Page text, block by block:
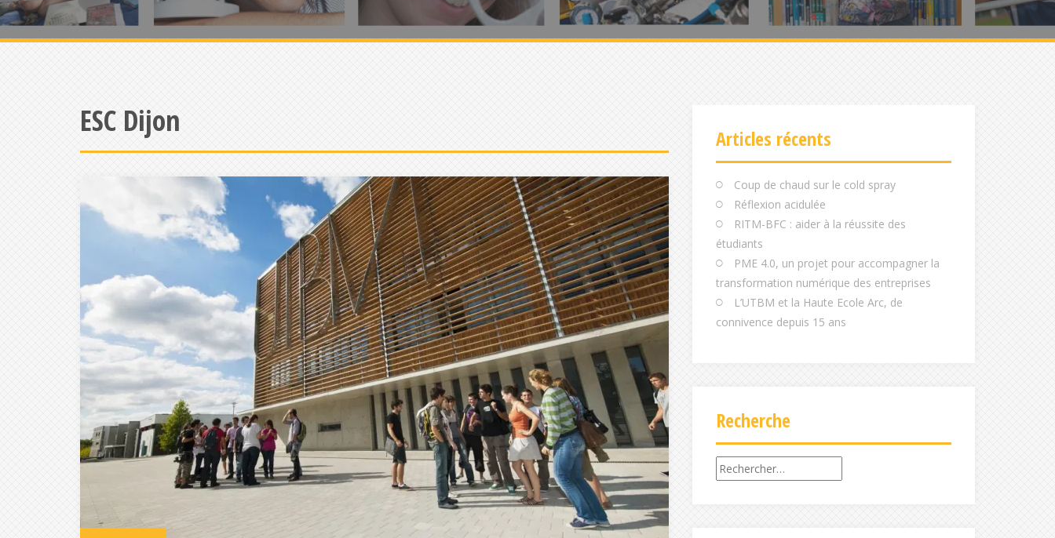
ESC Dijon Articles récents
Coup de chaud sur le cold spray
Réflexion acidulée
RITM-BFC : aider à la réussite des
étudiants
PME 4.0, un projet pour accompagner la
transformation numérique des entreprises
L’UTBM et la Haute Ecole Arc, de
connivence depuis 15 ans
Recherche
Rechercher :